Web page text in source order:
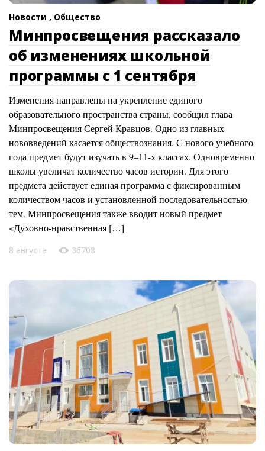
Новости , Общество
Минпросвещения рассказало
об изменениях школьной
программы с 1 сентября
Изменения направлены на укрепление единого
образовательного пространства страны, сообщил глава
Минпросвещения Сергей Кравцов. Одно из главных
нововведений касается обществознания. С нового учебного
года предмет будут изучать в 9–11-х классах. Одновременно
школы увеличат количество часов истории. Для этого
предмета действует единая программа с фиксированным
количеством часов и установленной последовательностью
тем. Минпросвещения также вводит новый предмет
«Духовно-нравственная […]
8 августа 36708